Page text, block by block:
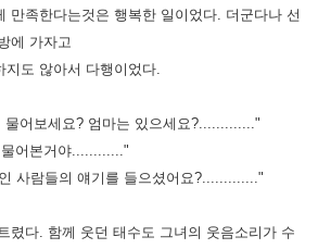
만족한다는것은 행복한 일이었다. 더군다나 선
에 가자고
도 않아서 다행이었다.
어보세요? 엄마는 있으세요?............."
어본거야............"
사람들의 얘기를 들으셨어요?............."
렸다. 함께 웃던 태수도 그녀의 웃음소리가 수